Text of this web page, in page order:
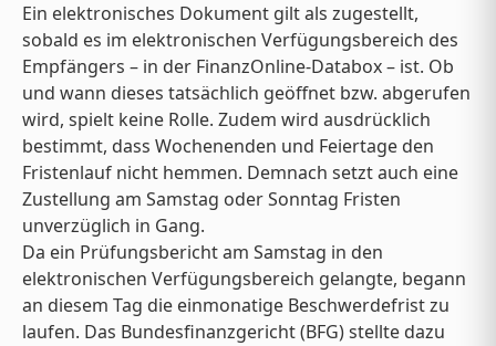
Ein elektronisches Dokument gilt als zugestellt,
sobald es im elektronischen Verfügungsbereich des
Empfängers – in der FinanzOnline-Databox – ist. Ob
und wann dieses tatsächlich geöffnet bzw. abgerufen
wird, spielt keine Rolle. Zudem wird ausdrücklich
bestimmt, dass Wochenenden und Feiertage den
Fristenlauf nicht hemmen. Demnach setzt auch eine
Zustellung am Samstag oder Sonntag Fristen
unverzüglich in Gang.
Da ein Prüfungsbericht am Samstag in den
elektronischen Verfügungsbereich gelangte, begann
an diesem Tag die einmonatige Beschwerdefrist zu
laufen. Das Bundesfinanzgericht (BFG) stellte dazu